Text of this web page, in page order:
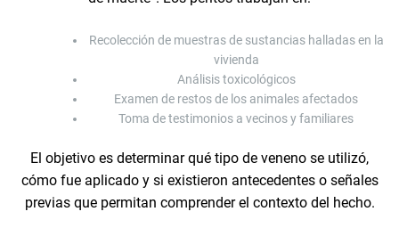
Recolección de muestras de sustancias halladas en la
vivienda
Análisis toxicológicos
Examen de restos de los animales afectados
Toma de testimonios a vecinos y familiares
El objetivo es determinar qué tipo de veneno se utilizó,
cómo fue aplicado y si existieron antecedentes o señales
previas que permitan comprender el contexto del hecho.